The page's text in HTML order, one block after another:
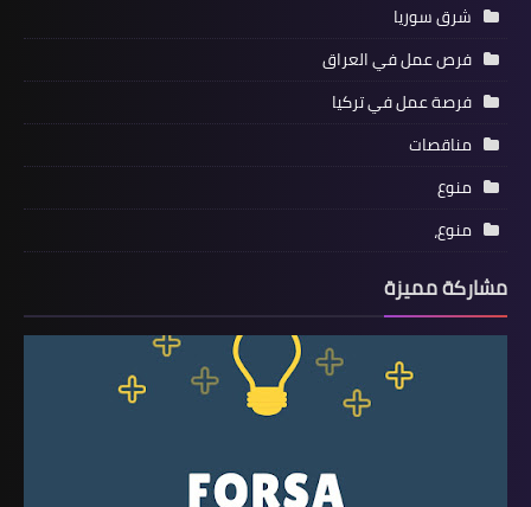
شرق سوريا
فرص عمل في العراق
فرصة عمل في تركيا
مناقصات
منوع
منوع،
مشاركة مميزة